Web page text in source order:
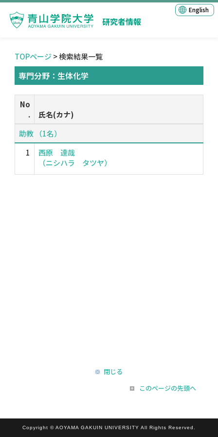
研究者情報
English
TOPページ > 検索結果一覧
専門分野：生体化学
No
.
氏名(カナ)
助教 （1名）
1
西原 達哉
（ニシハラ タツヤ）
閉じる
このページの先頭へ
Copyright © AOYAMA GAKUIN UNIVERSITY All Rights Reserved.